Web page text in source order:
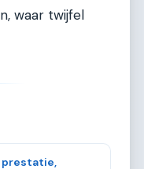
waar twijfel
prestatie,